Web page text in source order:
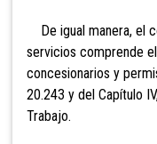
De igual manera, el
servicios comprende
concesionarios y
20.243 y del Capítulo
Trabajo.